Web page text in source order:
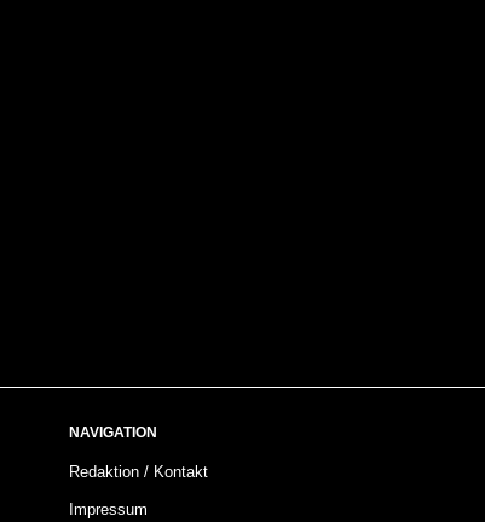
NAVIGATION
Redaktion / Kontakt
Impressum